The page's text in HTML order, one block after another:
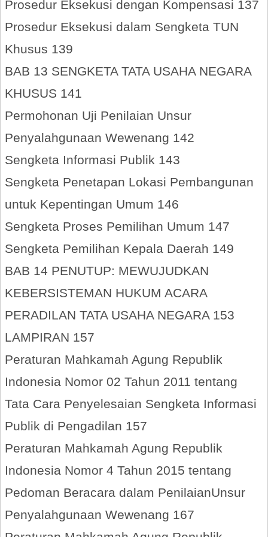
Prosedur Eksekusi dengan Kompensasi 137
Prosedur Eksekusi dalam Sengketa TUN
Khusus 139
BAB 13 SENGKETA TATA USAHA NEGARA
KHUSUS 141
Permohonan Uji Penilaian Unsur
Penyalahgunaan Wewenang 142
Sengketa Informasi Publik 143
Sengketa Penetapan Lokasi Pembangunan
untuk Kepentingan Umum 146
Sengketa Proses Pemilihan Umum 147
Sengketa Pemilihan Kepala Daerah 149
BAB 14 PENUTUP: MEWUJUDKAN
KEBERSISTEMAN HUKUM ACARA
PERADILAN TATA USAHA NEGARA 153
LAMPIRAN 157
Peraturan Mahkamah Agung Republik
Indonesia Nomor 02 Tahun 2011 tentang
Tata Cara Penyelesaian Sengketa Informasi
Publik di Pengadilan 157
Peraturan Mahkamah Agung Republik
Indonesia Nomor 4 Tahun 2015 tentang
Pedoman Beracara dalam PenilaianUnsur
Penyalahgunaan Wewenang 167